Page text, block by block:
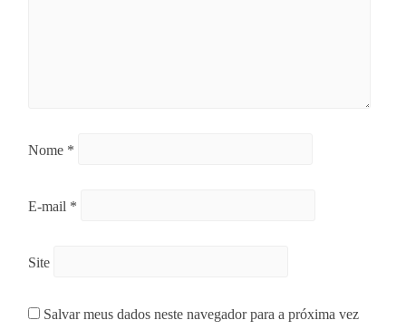
Nome *
E-mail *
Site
Salvar meus dados neste navegador para a próxima vez